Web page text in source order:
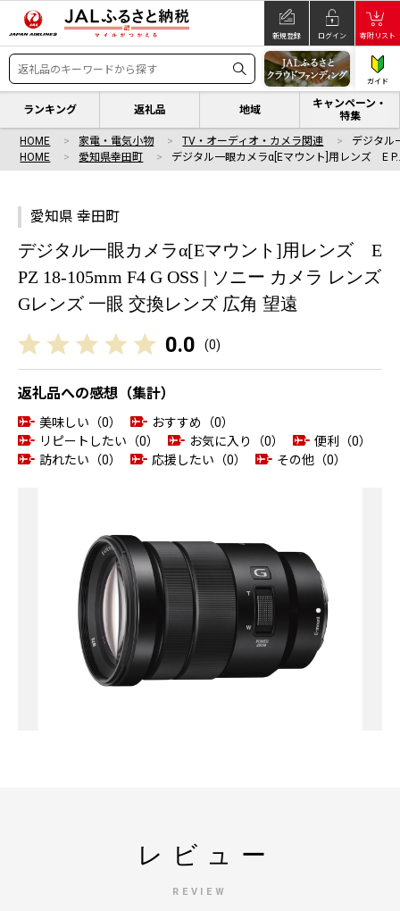
新規登録 ログイン 寄附リスト
ガイド
ランキング 返礼品 地域
キャンペーン・
特集
HOME 家電・電気小物 TV・オーディオ・カメラ関連
デジタル
HOME
愛知県幸田町 デジタル一眼カメラα[Eマウント]用レンズ E
愛知県 幸田町
デジタル一眼カメラα[Eマウント]用レンズ E
PZ 18-105mm F4 G OSS | ソニー カメラ レンズ
Gレンズ 一眼 交換レンズ 広角 望遠
0.0 (0)
返礼品への感想（集計）
美味しい（0）
おすすめ（0）
リピートしたい（0）
お気に入り（0）
便利（0）
訪れたい（0）
応援したい（0） その他（0）
レビュー
REVIEW